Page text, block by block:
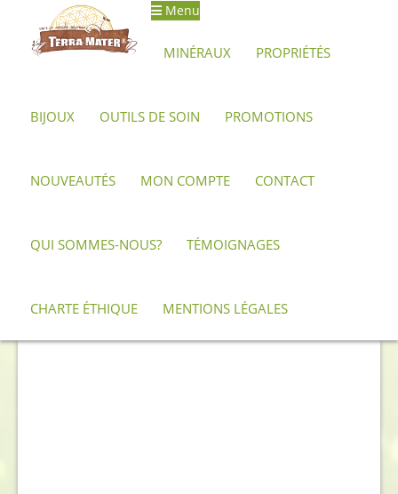
Aller
Aller
au
Menu
MINÉRAUX PROPRIÉTÉS
BIJOUX OUTILS DE SOIN PROMOTIONS
NOUVEAUTÉS MON COMPTE CONTACT
QUI SOMMES-NOUS? TÉMOIGNAGES
CHARTE ÉTHIQUE MENTIONS LÉGALES
Accueil Minéraux, pierres et cristaux Malachite
Tranche de